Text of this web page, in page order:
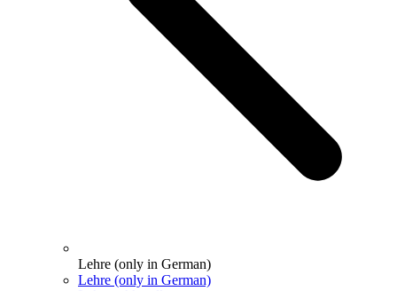
Lehre (only in German)
Lehre (only in German)